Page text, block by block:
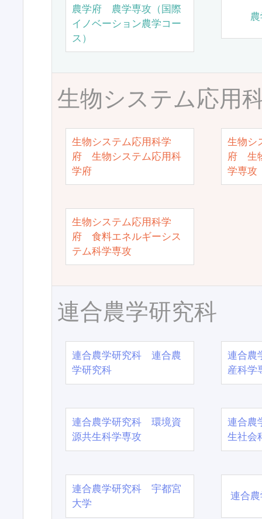
農学府 農学専攻（国際
イノベーション農学コー
ス）
生物システム応用
生物システム応用科学
府 生物システム応用科
学府
生物シ
府 生
学専攻
生物システム応用科学
府 食料エネルギーシス
テム科学専攻
連合農学研究科
連合農学研究科 連合農
学研究科
連合農
産科学
連合農学研究科 環境資
源共生科学専攻
連合農
生社会
連合農学研究科 宇都宮
大学
連合